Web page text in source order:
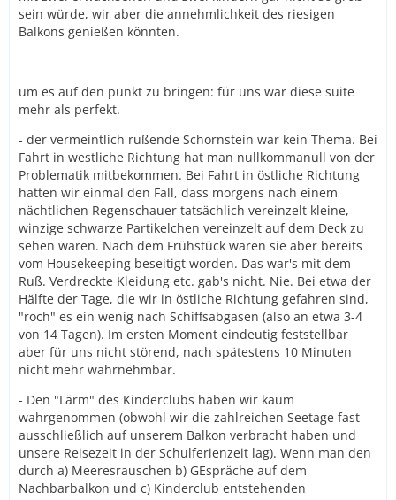
sein würde, wir aber die annehmlichkeit des riesigen
Balkons genießen könnten.
um es auf den punkt zu bringen: für uns war diese suite
mehr als perfekt.
- der vermeintlich rußende Schornstein war kein Thema. Bei
Fahrt in westliche Richtung hat man nullkommanull von der
Problematik mitbekommen. Bei Fahrt in östliche Richtung
hatten wir einmal den Fall, dass morgens nach einem
nächtlichen Regenschauer tatsächlich vereinzelt kleine,
winzige schwarze Partikelchen vereinzelt auf dem Deck zu
sehen waren. Nach dem Frühstück waren sie aber bereits
vom Housekeeping beseitigt worden. Das war's mit dem
Ruß. Verdreckte Kleidung etc. gab's nicht. Nie. Bei etwa der
Hälfte der Tage, die wir in östliche Richtung gefahren sind,
"roch" es ein wenig nach Schiffsabgasen (also an etwa 3-4
von 14 Tagen). Im ersten Moment eindeutig feststellbar
aber für uns nicht störend, nach spätestens 10 Minuten
nicht mehr wahrnehmbar.
- Den "Lärm" des Kinderclubs haben wir kaum
wahrgenommen (obwohl wir die zahlreichen Seetage fast
ausschließlich auf unserem Balkon verbracht haben und
unsere Reisezeit in der Schulferienzeit lag). Wenn man den
durch a) Meeresrauschen b) GEspräche auf dem
Nachbarbalkon und c) Kinderclub entstehenden